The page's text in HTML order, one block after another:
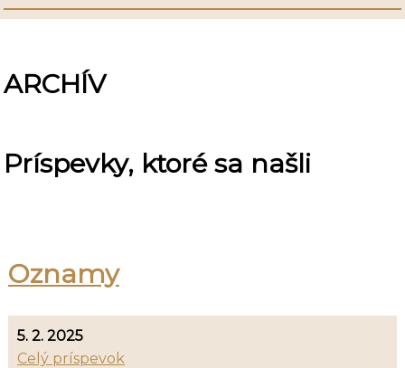
ARCHÍV
Príspevky, ktoré sa našli
Oznamy
5. 2. 2025
Celý príspevok